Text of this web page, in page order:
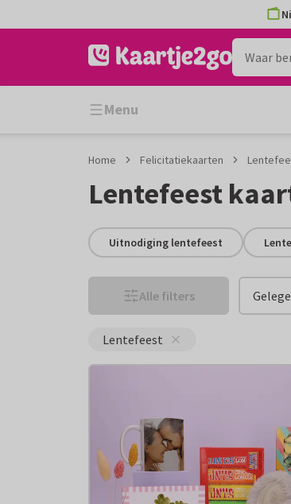
naar
naar
Menu
Home Felicitatiekaarten
Lentefeest
Uitnodiging lentefeest
Alle filters
Lentefeest